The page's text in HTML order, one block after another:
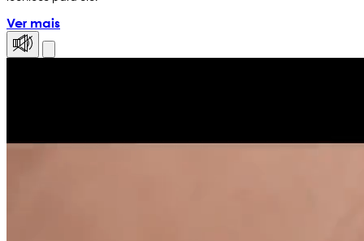
Ver mais